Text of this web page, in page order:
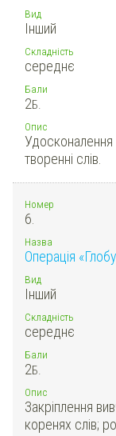
Вид
Інший
Складність
середнє
Бали
2Б.
Опис
Удосконалення
творенні слів.
Номер
6.
Назва
Операція
Вид
Інший
Складність
середнє
Бали
2Б.
Опис
Закріплення
коренях слів;